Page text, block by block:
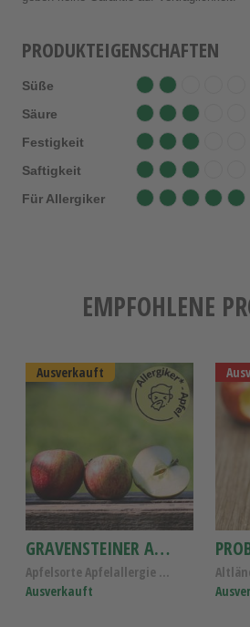
PRODUKTEIGENSCHAFTEN
Süße
Säure
Festigkeit
Saftigkeit
Für Allergiker
EMPFOHLENE
Ausverkauft
GRAVENSTEINER APFEL
Apfelsorte Apfelallergie Gravensteiner kaufen - Al...
Ausverkauft